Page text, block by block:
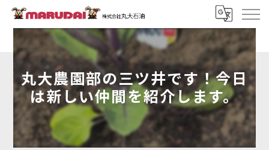
丸大農園部の三ツ井です！今日
は新しい仲間を紹介します。